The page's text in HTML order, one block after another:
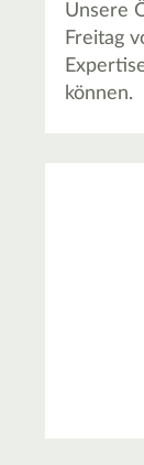
Unsere
Freitag
können.